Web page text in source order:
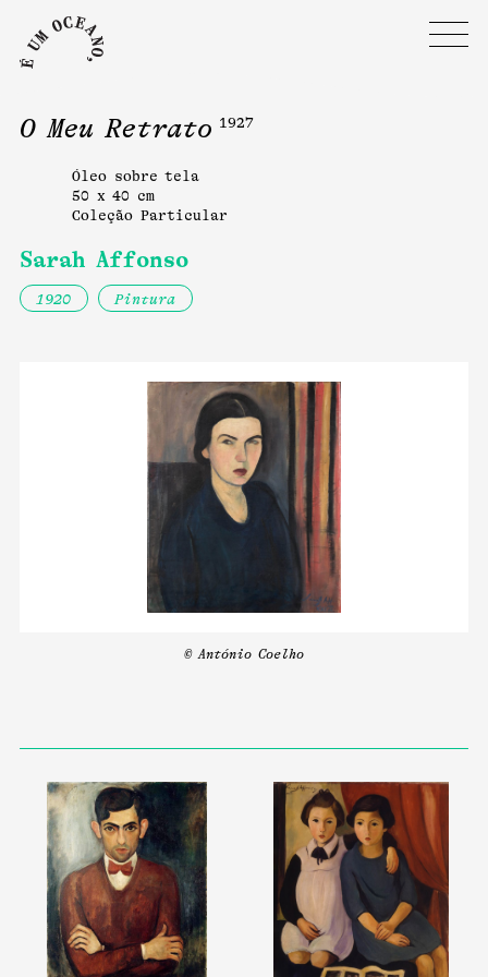
O Meu Retrato 1927
Óleo sobre tela
50 x 40 cm
Coleção Particular
Sarah Affonso
1920 Pintura
© António Coelho